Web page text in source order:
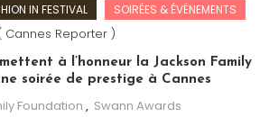
IN FESTIVAL SOIRÉES & ÉVÉNEMENTS
Cannes Reporter )
à l’honneur la Jackson Family
soirée de prestige à Cannes
Foundation , Swann Awards